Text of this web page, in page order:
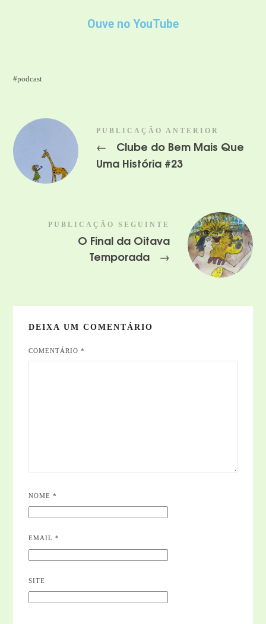
Ouve no YouTube
podcast
PUBLICAÇÃO ANTERIOR
←
Clube do Bem Mais Que
Uma História #23
PUBLICAÇÃO SEGUINTE
O Final da Oitava
Temporada
→
DEIXA UM COMENTÁRIO
COMENTÁRIO*
NOME*
EMAIL*
SITE